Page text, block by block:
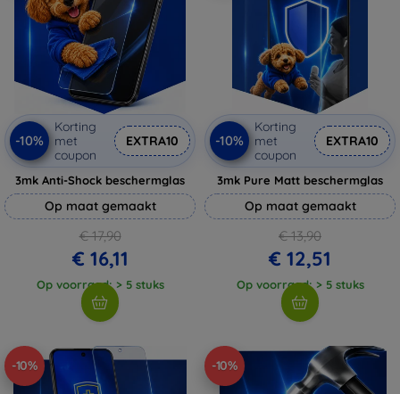
-10%
Korting
met
coupon
EXTRA10
3mk Anti-Shock beschermglas
Op maat gemaakt
€ 17,90
€ 16,11
Op voorraad: > 5 stuks
-10%
Korting
met
coupon
EXTRA10
3mk Pure Matt beschermglas
Op maat gemaakt
€ 13,90
€ 12,51
Op voorraad: > 5 stuks
-10% -10%